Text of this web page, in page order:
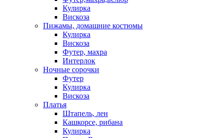
Кулирка
Вискоза
Пижамы, домашние костюмы
Кулирка
Вискоза
Футер, махра
Интерлок
Ночные сорочки
Футер
Кулирка
Вискоза
Платья
Штапель, лен
Кашкорсе, рибана
Кулирка